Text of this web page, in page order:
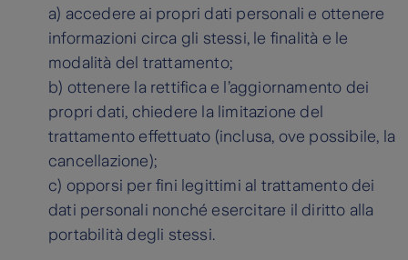
a) accedere ai propri dati personali e ottenere
informazioni circa gli stessi, le finalità e le
modalità del trattamento;
b) ottenere la rettifica e l’aggiornamento dei
propri dati, chiedere la limitazione del
trattamento effettuato (inclusa, ove possibile, la
cancellazione);
c) opporsi per fini legittimi al trattamento dei
dati personali nonché esercitare il diritto alla
portabilità degli stessi.